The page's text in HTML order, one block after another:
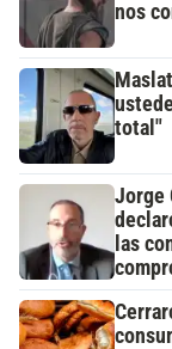
nos
total"
Jorge
las